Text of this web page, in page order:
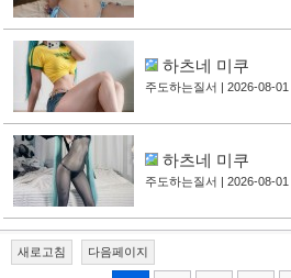
하츠네 미쿠
주도하는질서 | 2026-08-01
하츠네 미쿠
주도하는질서 | 2026-08-01
새로고침 다음페이지